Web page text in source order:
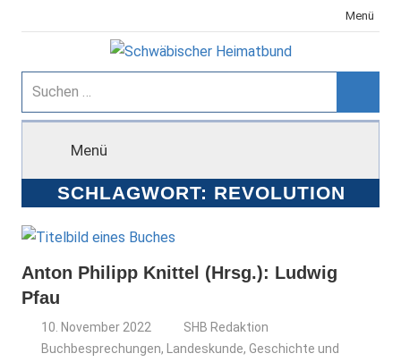
Inhalt
Menü
Schwäbischer
Heimatbund
Suchen
nach:
Menü
SCHLAGWORT: REVOLUTION
Anton Philipp Knittel (Hrsg.): Ludwig
Pfau
10. November 2022
SHB Redaktion
Buchbesprechungen,
Landeskunde, Geschichte und